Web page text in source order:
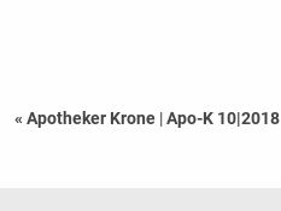
« Apotheker Krone |Apo-K 10|2018